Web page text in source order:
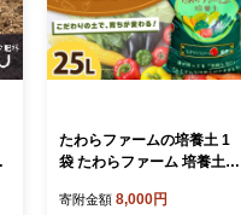
たわらファームの培養土 1
袋 たわらファーム 培養土
土
寄附金額 8,000円